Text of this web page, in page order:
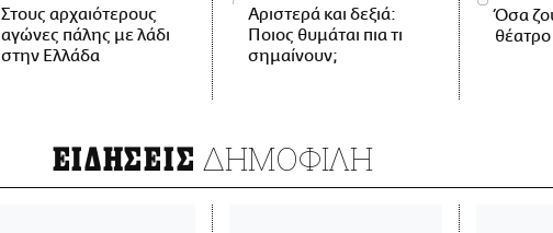
Στους αρχαιότερους
αγώνες πάλης με λάδι
στην Ελλάδα
Αριστερά και δεξιά:
Ποιος θυμάται πια τι
σημαίνουν;
Όσα
θέατρο
ΕΙΔΗΣΕΙΣ ΔΗΜΟΦΙΛΗ